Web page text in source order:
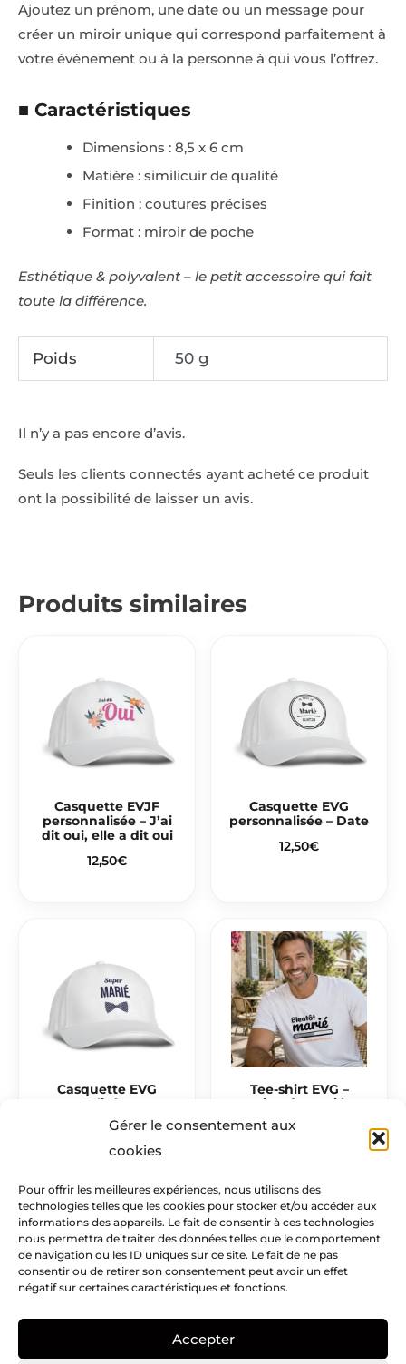
Gérer le consentement aux
cookies
Pour offrir les meilleures expériences, nous utilisons des
technologies telles que les cookies pour stocker et/ou accéder aux
informations des appareils. Le fait de consentir à ces technologies
nous permettra de traiter des données telles que le comportement
de navigation ou les ID uniques sur ce site. Le fait de ne pas
consentir ou de retirer son consentement peut avoir un effet
négatif sur certaines caractéristiques et fonctions.
Accepter
Ajoutez un prénom, une date ou un message pour
créer un miroir unique qui correspond parfaitement à
votre événement ou à la personne à qui vous l’offrez.
■ Caractéristiques
Dimensions : 8,5 x 6 cm
Matière : similicuir de qualité
Finition : coutures précises
Format : miroir de poche
Esthétique & polyvalent – le petit accessoire qui fait
toute la différence.
Poids 50 g
Il n’y a pas encore d’avis.
Seuls les clients connectés ayant acheté ce produit
ont la possibilité de laisser un avis.
Produits similaires
Casquette EVJF
personnalisée – J’ai
dit oui, elle a dit oui
12,50€
Casquette EVG
personnalisée – Date
12,50€
Casquette EVG
personnalisée – Super
12,50€
Tee-shirt EVG –
Bientôt marié
17,50
Mentions légales​
Infos pratiques
Creatike
Nous suivre